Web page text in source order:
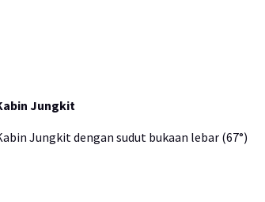
Jungkit
Jungkit dengan sudut bukaan lebar (67°)